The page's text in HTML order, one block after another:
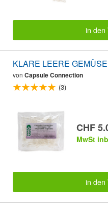
in den
KLARE LEERE
von Capsule Connection
(3)
CHF
MwSt
in den